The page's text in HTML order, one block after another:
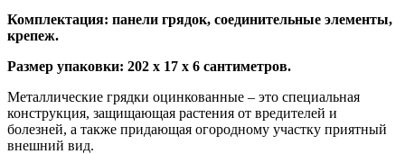
Комплектация: панели грядок, соединительные элементы,
крепеж.
Размер упаковки: 202 х 17 х 6 сантиметров.
Металлические грядки оцинкованные – это специальная
конструкция, защищающая растения от вредителей и
болезней, а также придающая огородному участку приятный
внешний вид.